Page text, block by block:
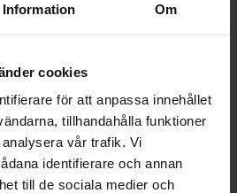
Information Om
cookies
för att anpassa innehållet
tillhandahålla funktioner
vår trafik. Vi
identifierare och annan
till de sociala medier och
3,6
18K Gold
Diamant
2
Briljant